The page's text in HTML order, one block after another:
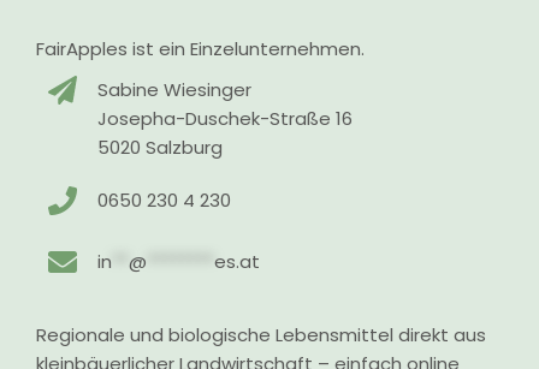
FairApples ist ein Einzelunternehmen.
Sabine Wiesinger
Josepha-Duschek-Straße 16
5020 Salzburg
0650 230 4 230
in **@ ********es.at
Regionale und biologische Lebensmittel direkt aus
kleinbäuerlicher Landwirtschaft – einfach online